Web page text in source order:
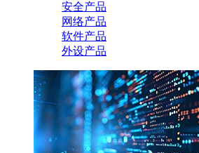
安全产品
网络产品
软件产品
外设产品